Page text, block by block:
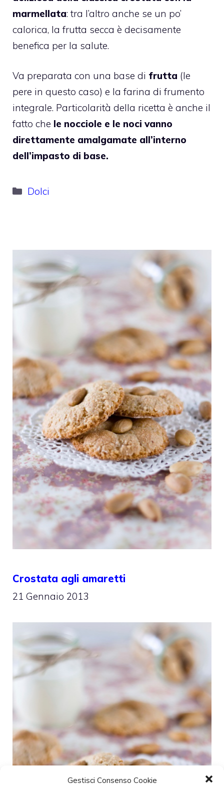
Gestisci Consenso Cookie
marmellata: tra l’altro anche se un po’
calorica, la frutta secca è decisamente
benefica per la salute.
Va preparata con una base di frutta (le
pere in questo caso) e la farina di frumento
integrale. Particolarità della ricetta è anche il
fatto che le nocciole e le noci vanno
direttamente amalgamate all’interno
dell’impasto di base.
Categorie
Dolci
Crostata agli amaretti
21 Gennaio 2013